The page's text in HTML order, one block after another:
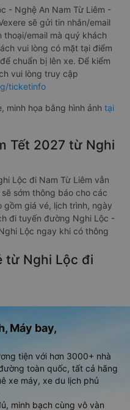
- Nghệ An Nam Từ Liêm -
sẽ gửi tin nhắn/email
thoại/email mà quý khách
vui lòng có mặt tại điểm
chuẩn bị lên xe. Để kiểm
vui lòng truy cập
ticketinfo
minh họa bằng hình ảnh tại
Tết 2027 từ Nghi
Lộc đi Nam Từ Liêm vẫn
sớm thông báo cho các
giá vé, lịch trình, ngày
đi tuyến đường Nghi Lộc -
Lộc ngay khi có thông
từ Nghi Lộc đi
Máy bay,
tiện với hơn 3000+ nhà
toàn quốc, tất cả hãng
xe máy, xe du lịch phủ
minh bạch cùng vô vàn